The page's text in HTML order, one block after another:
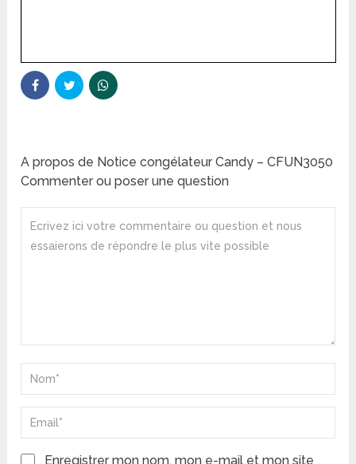
A propos de Notice congélateur Candy – CFUN3050
Commenter ou poser une question
Enregistrer mon nom, mon e-mail et mon site